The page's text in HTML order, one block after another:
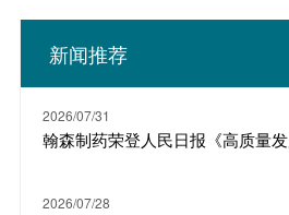
新闻推荐
2026/07/31
翰森制药荣登人民日报《高质量发
2026/07/28